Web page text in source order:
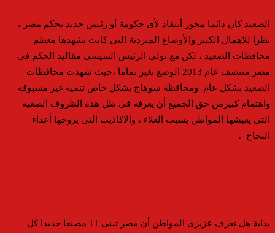
الصعيد كان دائما محور أنتقاد لأى حكومة أو رئيس جديد يحكم مصر ،
نظرا للاهمال الكبير والأوضاع المتردية التى كانت تشهدها معظم
محافظات الصعيد ، لكن مع تولى الرئيس السيسى مقاليد الحكم فى
مصر منتصف عام 2013 الوضع تغير تماما ،حيث شهدت محافظات
الصعيد بشكل عام ومحافظة سوهاج بشكل خاص تنمية غير مسبوقة
واهتمام كبيرمن حق الجميع أن يعرفة فى ظل هذة الظروف الصعبة
التى يعيشها المواطن بسبب الغلاء ، والاكاذيب التى يروجها أعداء
النجاح .
بداية هل تعرف عزيزى المواطن أن مصر تبنى 11 مصنعا جديدا كل